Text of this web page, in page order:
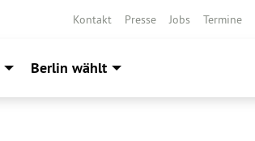
Kontakt Presse Jobs Termine
Berlin wählt